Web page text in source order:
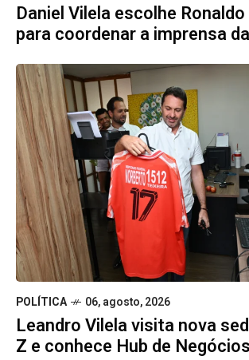
Daniel Vilela escolhe
para coordenar a imprensa
POLÍTICA 06, agosto, 2026
Leandro Vilela visita nova
Z e conhece Hub de Negócios